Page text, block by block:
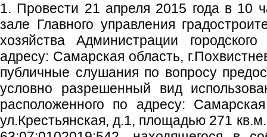
1. Провести 21 апреля 2015 года в 10
зале Главного управления
хозяйства Администрации
адресу: Самарская область,
публичные слушания по вопросу
условно разрешенный вид
расположенного по адресу:
ул.Крестьянская, д.1, площадью 271